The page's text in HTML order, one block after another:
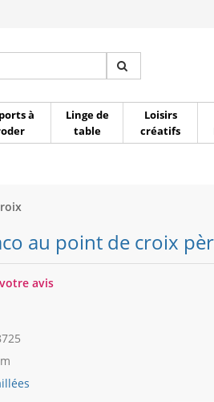
à
Linge de
table
Loisirs
créatifs
au point de croix
avis